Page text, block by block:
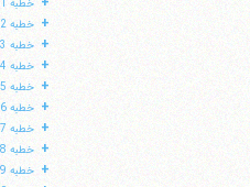
خطبه 71
+ خطبه 72 (درس 98)
+ خطبه 73
+ خطبه 74
+ خطبه 75
+ خطبه 76
+ خطبه 77
+ خطبه 78
+ خطبه 79